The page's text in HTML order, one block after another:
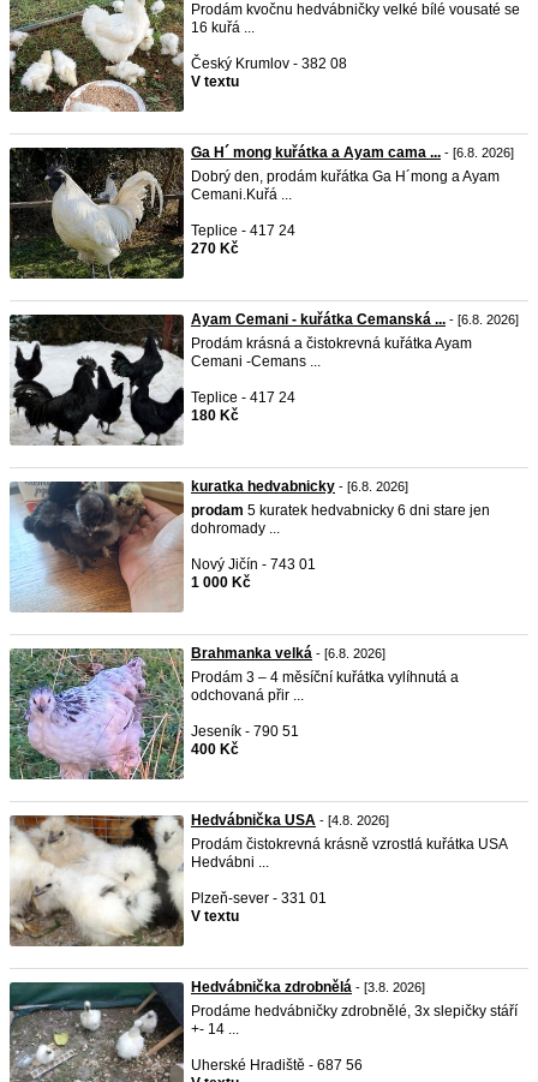
Prodám kvočnu hedvábničky velké bílé vousaté se
16 kuřá ...
Český Krumlov - 382 08
V textu
Ga H´ mong kuřátka a Ayam cama ... - [6.8. 2026]
Dobrý den, prodám kuřátka Ga H´mong a Ayam
Cemani.Kuřá ...
Teplice - 417 24
270 Kč
Ayam Cemani - kuřátka Cemanská ... - [6.8. 2026]
Prodám krásná a čistokrevná kuřátka Ayam
Cemani -Cemans ...
Teplice - 417 24
180 Kč
kuratka hedvabnicky - [6.8. 2026]
prodam 5 kuratek hedvabnicky 6 dni stare jen
dohromady ...
Nový Jičín - 743 01
1 000 Kč
Brahmanka velká - [6.8. 2026]
Prodám 3 – 4 měsíční kuřátka vylíhnutá a
odchovaná přir ...
Jeseník - 790 51
400 Kč
Hedvábnička USA - [4.8. 2026]
Prodám čistokrevná krásně vzrostlá kuřátka USA
Hedvábni ...
Plzeň-sever - 331 01
V textu
Hedvábnička zdrobnělá - [3.8. 2026]
Prodáme hedvábničky zdrobnělé, 3x slepičky stáří
+- 14 ...
Uherské Hradiště - 687 56